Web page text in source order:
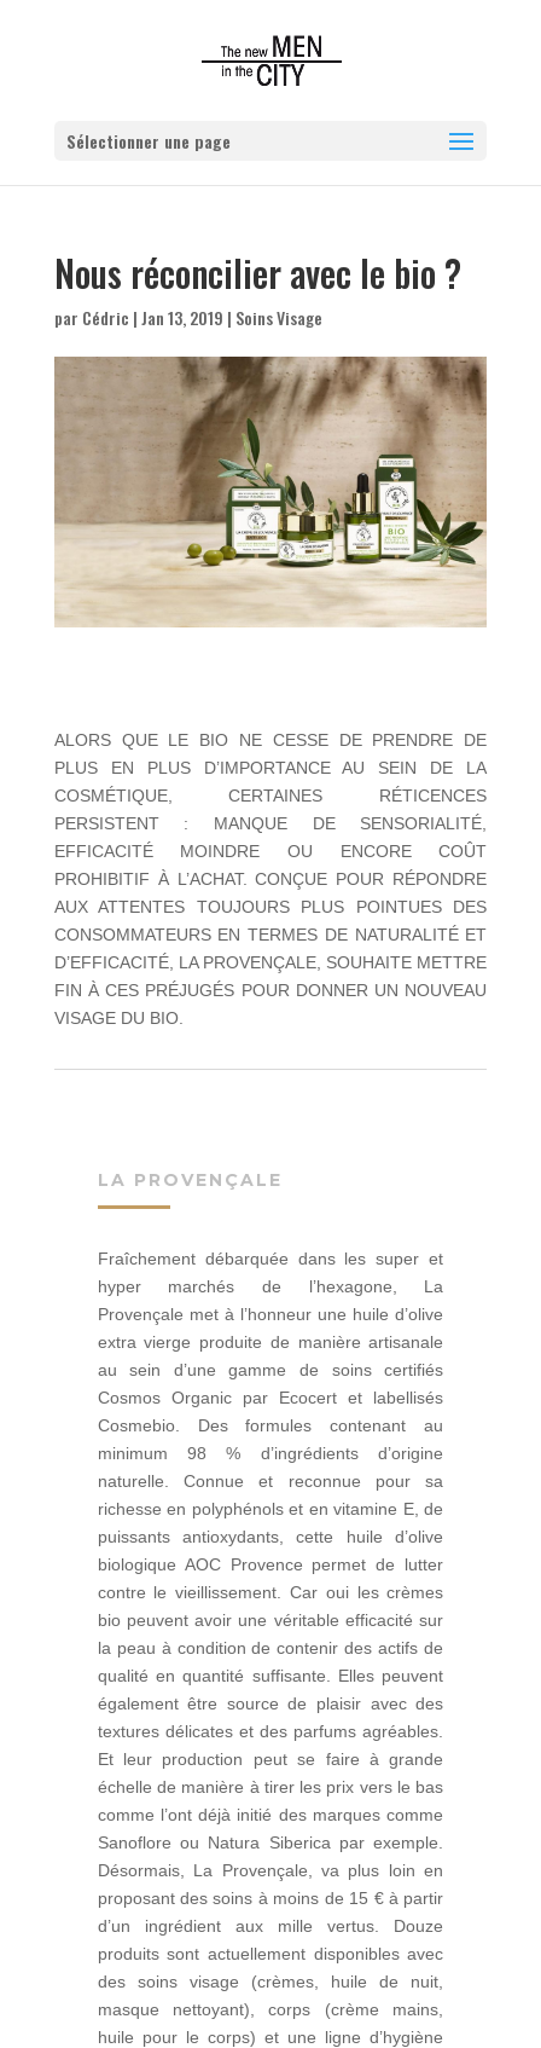
Sélectionner une page
Nous réconcilier avec le bio ?
par Cédric |Jan 13, 2019 | Soins Visage
ALORS QUE LE BIO NE CESSE DE PRENDRE DE
PLUS EN PLUS D’IMPORTANCE AU SEIN DE LA
COSMÉTIQUE, CERTAINES RÉTICENCES
PERSISTENT : MANQUE DE SENSORIALITÉ,
EFFICACITÉ MOINDRE OU ENCORE COÛT
PROHIBITIF À L’ACHAT. CONÇUE POUR RÉPONDRE
AUX ATTENTES TOUJOURS PLUS POINTUES DES
CONSOMMATEURS EN TERMES DE NATURALITÉ ET
D’EFFICACITÉ, LA PROVENÇALE, SOUHAITE METTRE
FIN À CES PRÉJUGÉS POUR DONNER UN NOUVEAU
VISAGE DU BIO.
LA PROVENÇALE
Fraîchement débarquée dans les super et
hyper marchés de l’hexagone, La
Provençale met à l’honneur une huile d’olive
extra vierge produite de manière artisanale
au sein d’une gamme de soins certifiés
Cosmos Organic par Ecocert et labellisés
Cosmebio. Des formules contenant au
minimum 98 % d’ingrédients d’origine
naturelle. Connue et reconnue pour sa
richesse en polyphénols et en vitamine E, de
puissants antioxydants, cette huile d’olive
biologique AOC Provence permet de lutter
contre le vieillissement. Car oui les crèmes
bio peuvent avoir une véritable efficacité sur
la peau à condition de contenir des actifs de
qualité en quantité suffisante. Elles peuvent
également être source de plaisir avec des
textures délicates et des parfums agréables.
Et leur production peut se faire à grande
échelle de manière à tirer les prix vers le bas
comme l’ont déjà initié des marques comme
Sanoflore ou Natura Siberica par exemple.
Désormais, La Provençale, va plus loin en
proposant des soins à moins de 15 € à partir
d’un ingrédient aux mille vertus. Douze
produits sont actuellement disponibles avec
des soins visage (crèmes, huile de nuit,
masque nettoyant), corps (crème mains,
huile pour le corps) et une ligne d’hygiène